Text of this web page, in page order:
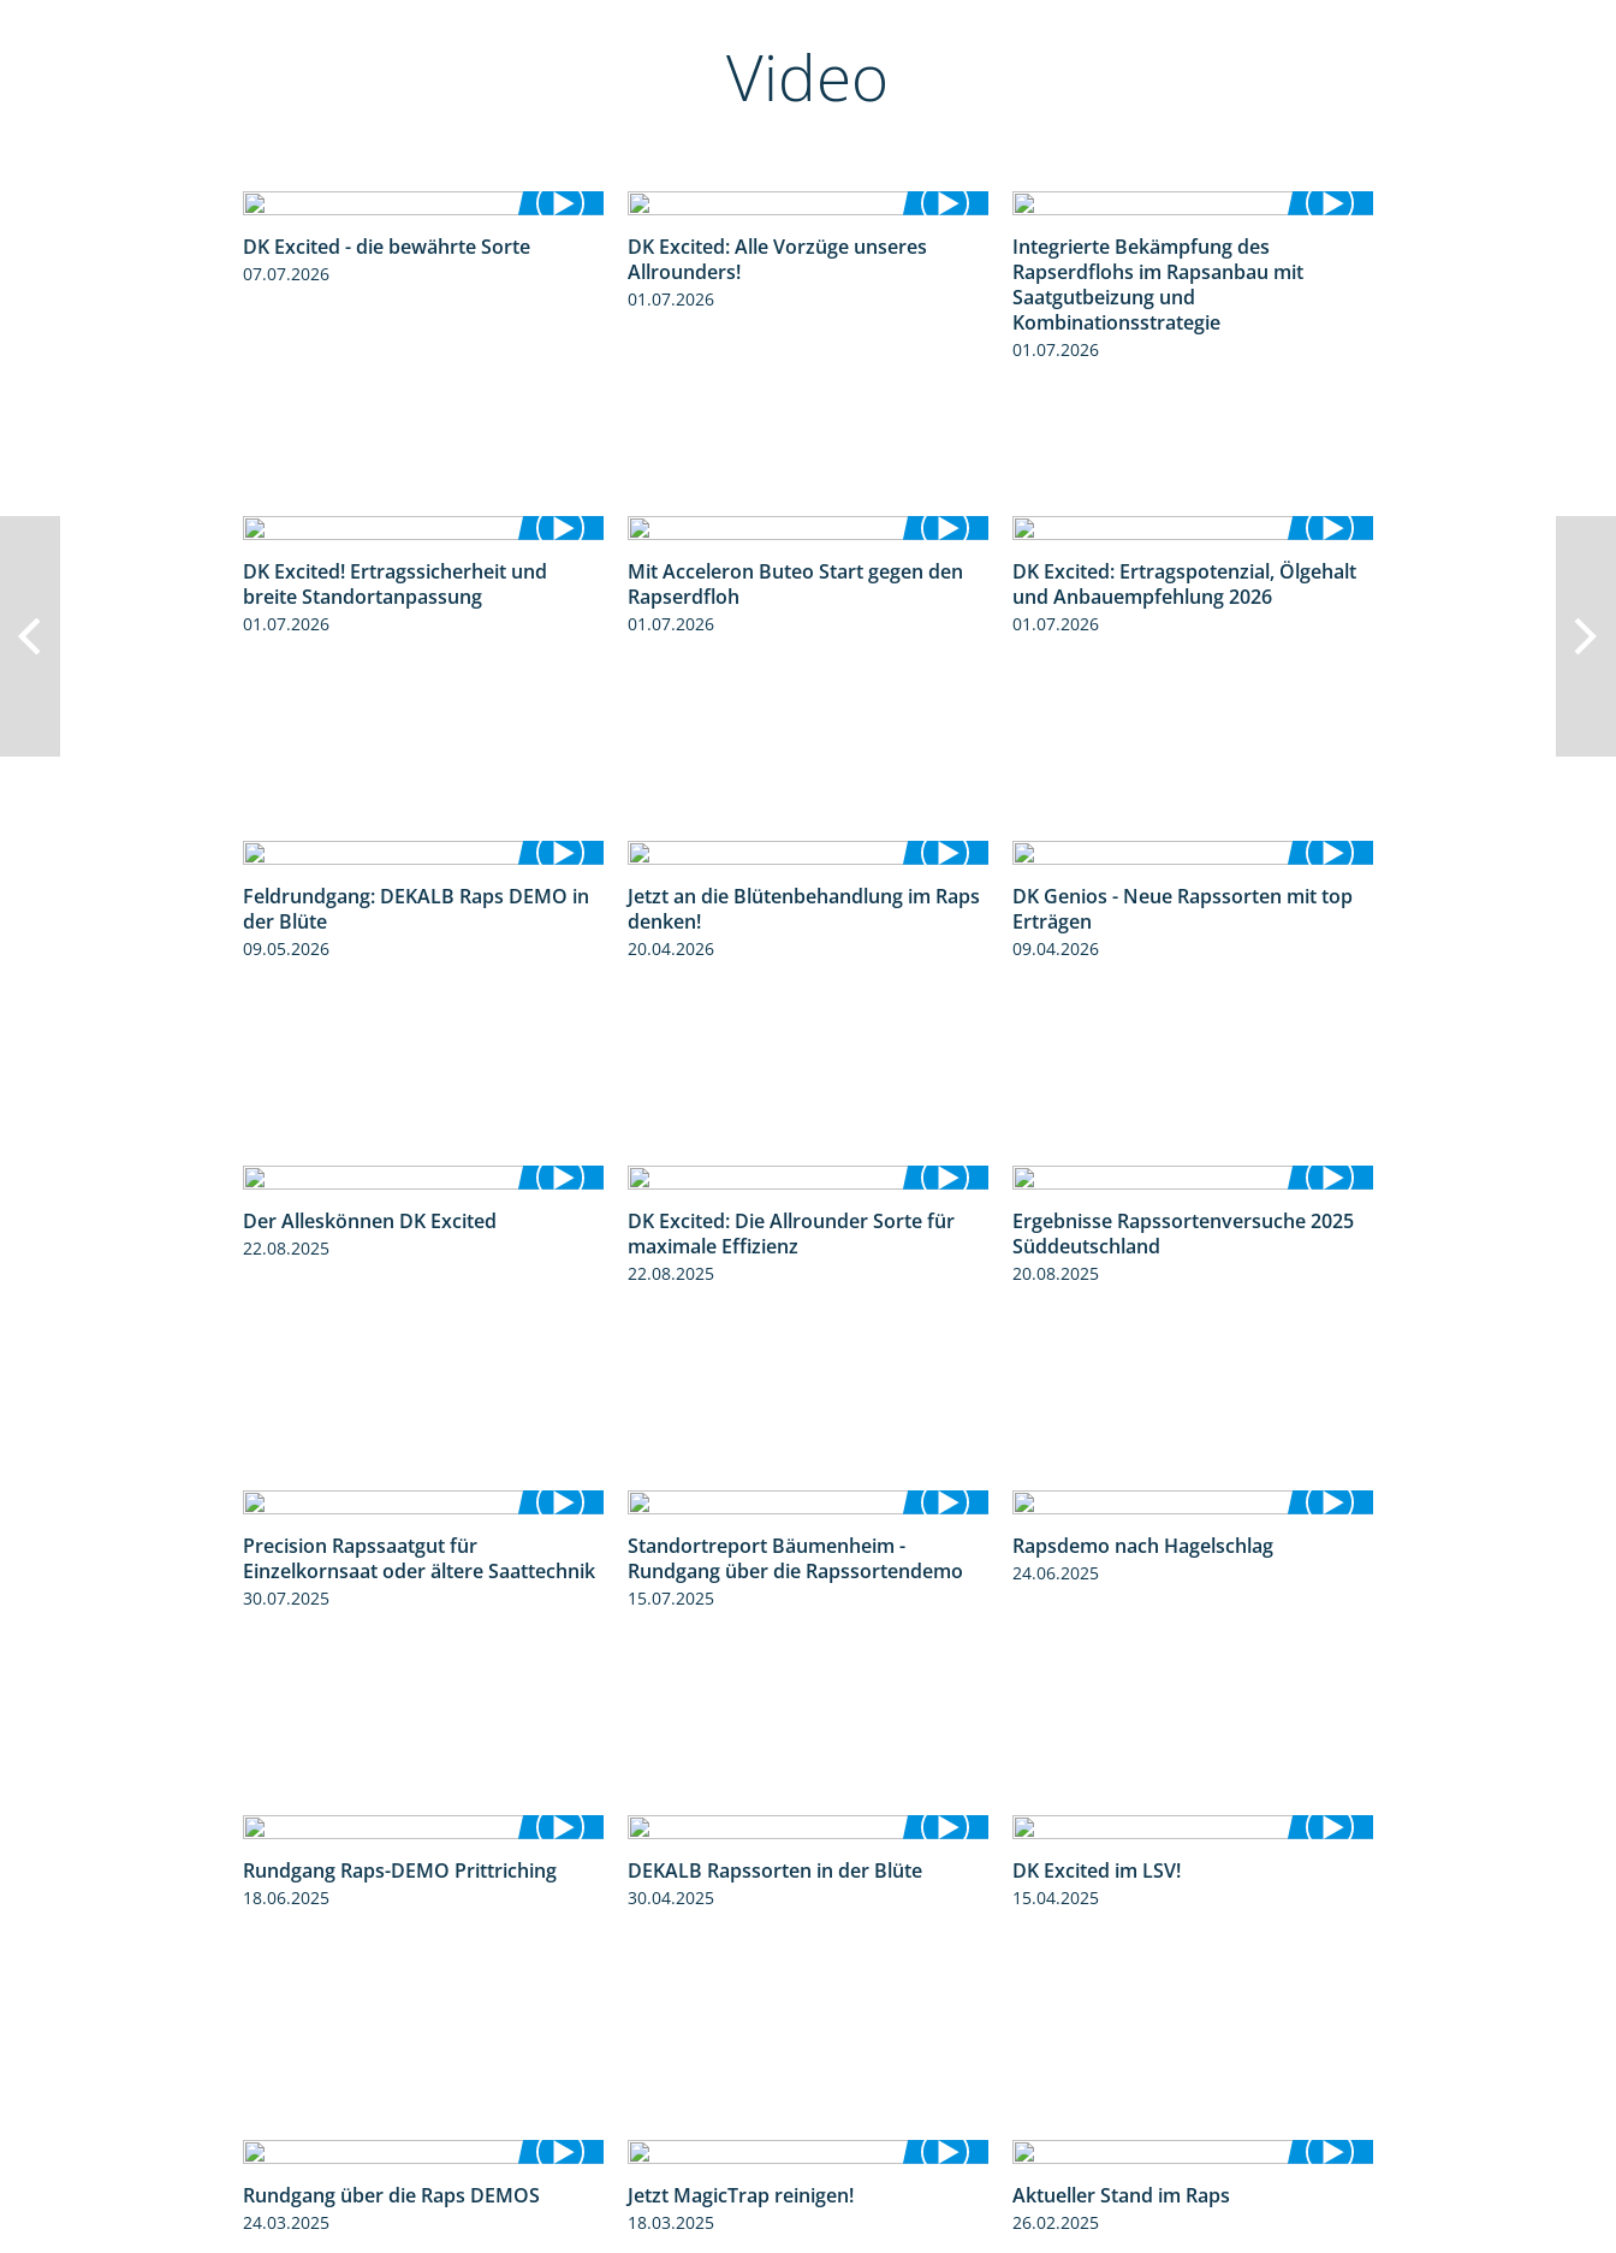
Video
DK Excited - die bewährte Sorte
07.07.2026
DK Excited: Alle Vorzüge unseres
Allrounders!
01.07.2026
Integrierte Bekämpfung des
Rapserdflohs im Rapsanbau mit
Saatgutbeizung und
Kombinationsstrategie
01.07.2026
2:41
DK Excited! Ertragssicherheit und
breite Standortanpassung
01.07.2026
2:01
Mit Acceleron Buteo Start gegen den
Rapserdfloh
01.07.2026
1:46
DK Excited: Ertragspotenzial, Ölgehalt
und Anbauempfehlung 2026
01.07.2026
2:37
Feldrundgang: DEKALB Raps DEMO in
der Blüte
09.05.2026
1:13
Jetzt an die Blütenbehandlung im Raps
denken!
20.04.2026
1:56
DK Genios - Neue Rapssorten mit top
Erträgen
09.04.2026
Der Alleskönnen DK Excited
22.08.2025
2:18
DK Excited: Die Allrounder Sorte für
maximale Effizienz
22.08.2025
4:08
Ergebnisse Rapssortenversuche 2025
Süddeutschland
20.08.2025
Precision Rapssaatgut für
Einzelkornsaat oder ältere Saattechnik
30.07.2025
Standortreport Bäumenheim -
Rundgang über die Rapssortendemo
15.07.2025
Rapsdemo nach Hagelschlag
24.06.2025
5:34
Rundgang Raps-DEMO Prittriching
18.06.2025
DEKALB Rapssorten in der Blüte
30.04.2025
DK Excited im LSV!
15.04.2025
Rundgang über die Raps DEMOS
24.03.2025
Jetzt MagicTrap reinigen!
18.03.2025
Aktueller Stand im Raps
26.02.2025